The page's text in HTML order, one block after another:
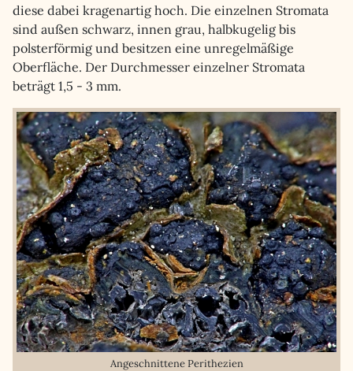
diese dabei kragenartig hoch. Die einzelnen Stromata
sind außen schwarz, innen grau, halbkugelig bis
polsterförmig und besitzen eine unregelmäßige
Oberfläche. Der Durchmesser einzelner Stromata
beträgt 1,5 - 3 mm.
Angeschnittene Perithezien